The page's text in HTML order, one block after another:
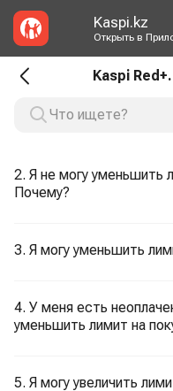
Kaspi.kz
Открыть в
Kaspi
2. Я не могу уменьшить
Почему?
3. Я могу уменьшить
4. У меня есть
уменьшить лимит на
5. Я могу увеличить